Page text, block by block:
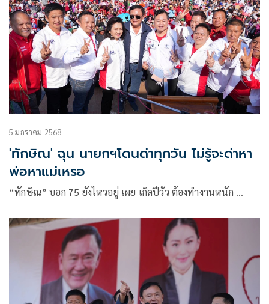
5 มกราคม 2568
'ทักษิณ' ฉุน นายกฯโดนด่าทุกวัน ไม่รู้จะด่าหา
พ่อหาแม่เหรอ
“ทักษิณ” บอก 75 ยังไหวอยู่ เผย เกิดปีวัว ต้องทำงานหนัก …